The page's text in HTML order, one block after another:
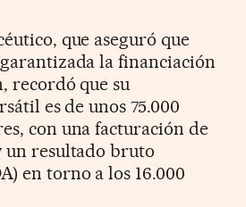
que aseguró que
la financiación
recordó que su
es de unos 75.000
con una facturación de
un resultado bruto
en torno a los 16.000